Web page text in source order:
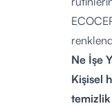
Ne İşe
Kişisel
temizlik